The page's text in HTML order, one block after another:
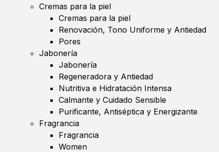
Cremas para la piel
Cremas para la piel
Renovación, Tono Uniforme y Antiedad
Pores
Jabonería
Jabonería
Regeneradora y Antiedad
Nutritiva e Hidratación Intensa
Calmante y Cuidado Sensible
Purificante, Antiséptica y Energizante
Fragrancia
Fragrancia
Women